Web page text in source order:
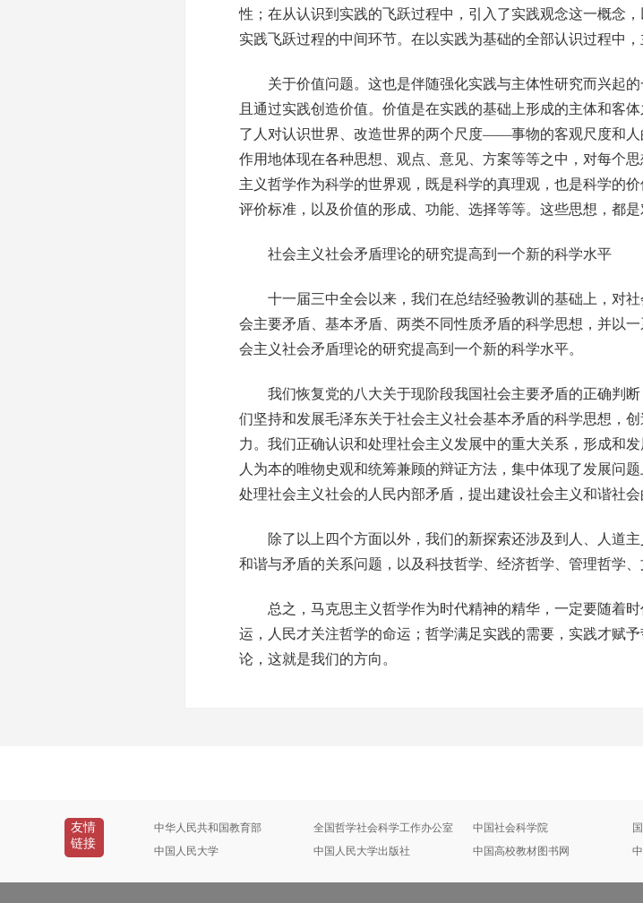
性；在从认识到实践的飞跃过程中，引入了实践观念这一概念
实践飞跃过程的中间环节。在以实践为基础的全部认识过程中
关于价值问题。这也是伴随强化实践与主体性研究而兴起的
且通过实践创造价值。价值是在实践的基础上形成的主体和客
了人对认识世界、改造世界的两个尺度——事物的客观尺度和
作用地体现在各种思想、观点、意见、方案等等之中，对每个
主义哲学作为科学的世界观，既是科学的真理观，也是科学的
评价标准，以及价值的形成、功能、选择等等。这些思想，都
社会主义社会矛盾理论的研究提高到一个新的科学水平
十一届三中全会以来，我们在总结经验教训的基础上，对社
会主要矛盾、基本矛盾、两类不同性质矛盾的科学思想，并以
会主义社会矛盾理论的研究提高到一个新的科学水平。
我们恢复党的八大关于现阶段我国社会主要矛盾的正确判断
们坚持和发展毛泽东关于社会主义社会基本矛盾的科学思想，
力。我们正确认识和处理社会主义发展中的重大关系，形成和
人为本的唯物史观和统筹兼顾的辩证方法，集中体现了发展问
处理社会主义社会的人民内部矛盾，提出建设社会主义和谐社会
除了以上四个方面以外，我们的新探索还涉及到人、人道主
和谐与矛盾的关系问题，以及科技哲学、经济哲学、管理哲学、
总之，马克思主义哲学作为时代精神的精华，一定要随着时
运，人民才关注哲学的命运；哲学满足实践的需要，实践才赋
论，这就是我们的方向。
友情
链接
中华人民共和国教育部 全国哲学社会科学工作办公室 中国社会科学院
中国人民大学
中国人民大学出版社 中国高校教材图书网